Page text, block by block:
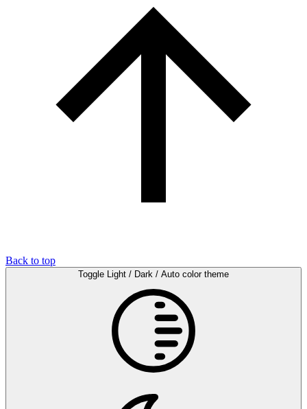
Back to top
Toggle Light / Dark / Auto color theme